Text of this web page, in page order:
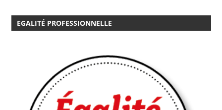
EGALITÉ PROFESSIONNELLE